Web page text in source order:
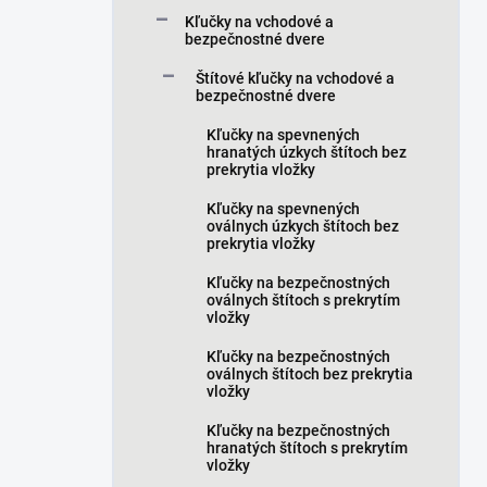
Kľučky na vchodové a
bezpečnostné dvere
Štítové kľučky na vchodové a
bezpečnostné dvere
Kľučky na spevnených
hranatých úzkych štítoch bez
prekrytia vložky
Kľučky na spevnených
oválnych úzkych štítoch bez
prekrytia vložky
Kľučky na bezpečnostných
oválnych štítoch s prekrytím
vložky
Kľučky na bezpečnostných
oválnych štítoch bez prekrytia
vložky
Kľučky na bezpečnostných
hranatých štítoch s prekrytím
vložky